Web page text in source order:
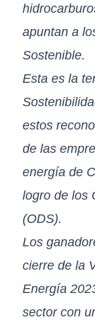
apuntan a
Sostenible.
Esta es la
estos
de las
energía de
logro de los
(ODS).
Los
cierre de la
Energía
sector con